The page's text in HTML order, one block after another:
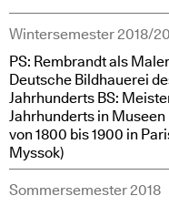
Wintersemester 2018/
PS: Rembrandt als
Deutsche Bildhauerei
Jahrhunderts BS:
Jahrhunderts in
von 1800 bis 1900 in
Myssok)
Sommersemester 2018